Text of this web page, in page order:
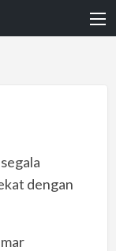
dengan